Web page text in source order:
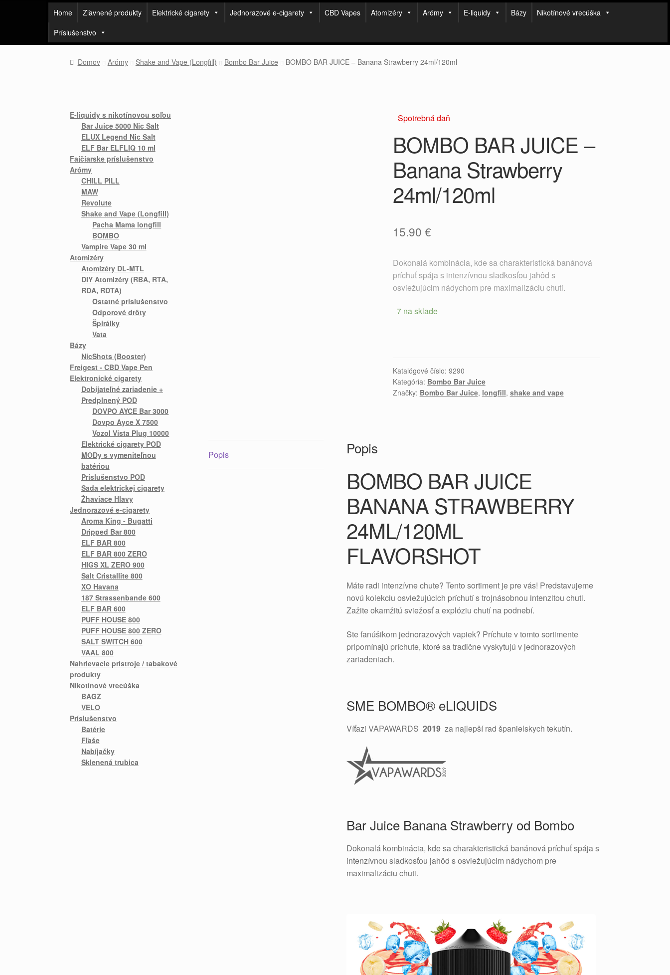
Home Zľavnené produkty Elektrické cigarety Jednorazové e-cigarety CBD Vapes Atomizéry Arómy E-liquidy Bázy
Nikotínové vrecúška
Príslušenstvo
Domov Arómy Shake and Vape (Longfill) Bombo Bar Juice BOMBO BAR JUICE – Banana Strawberry 24ml/120ml
Spotrebná daň
BOMBO BAR JUICE –
Banana Strawberry
24ml/120ml
15.90 €
Dokonalá kombinácia, kde sa charakteristická banánová
príchuť spája s intenzívnou sladkosťou jahôd s
osviežujúcim nádychom pre maximalizáciu chuti.
7 na sklade
Katalógové číslo: 9290
Kategória: Bombo Bar Juice
Značky: Bombo Bar Juice, longfill, shake and vape
Popis Popis
BOMBO BAR JUICE
BANANA STRAWBERRY
24ML/120ML
FLAVORSHOT
Máte radi intenzívne chute? Tento sortiment je pre vás! Predstavujeme
novú kolekciu osviežujúcich príchutí s trojnásobnou intenzitou chuti.
Zažite okamžitú sviežosť a explóziu chutí na podnebí.
Ste fanúšikom jednorazových vapiek? Príchute v tomto sortimente
pripomínajú príchute, ktoré sa tradične vyskytujú v jednorazových
zariadeniach.
SME BOMBO® eLIQUIDS
Víťazi VAPAWARDS2019 za najlepší rad španielskych tekutín.
Bar Juice Banana Strawberry od Bombo
Dokonalá kombinácia, kde sa charakteristická banánová príchuť spája s
intenzívnou sladkosťou jahôd s osviežujúcim nádychom pre
maximalizáciu chuti.
E-liquidy s nikotínovou soľou
Bar Juice 5000 Nic Salt
ELUX Legend Nic Salt
ELF Bar ELFLIQ 10 ml
Fajčiarske príslušenstvo
Arómy
CHILL PILL
MAW
Revolute
Shake and Vape (Longfill)
Pacha Mama longfill
BOMBO
Vampire Vape 30 ml
Atomizéry
Atomizéry DL-MTL
DIY Atomizéry (RBA, RTA,
RDA, RDTA)
Ostatné príslušenstvo
Odporové drôty
Špirálky
Vata
Bázy
NicShots (Booster)
Freigest - CBD Vape Pen
Elektronické cigarety
Dobíjateľné zariadenie +
Predplnený POD
DOVPO AYCE Bar 3000
Dovpo Ayce X 7500
Vozol Vista Plug 10000
Elektrické cigarety POD
MODy s vymeniteľnou
batériou
Príslušenstvo POD
Sada elektrickej cigarety
Žhaviace Hlavy
Jednorazové e-cigarety
Aroma King - Bugatti
Dripped Bar 800
ELF BAR 800
ELF BAR 800 ZERO
HIGS XL ZERO 900
Salt Cristallite 800
XO Havana
187 Strassenbande 600
ELF BAR 600
PUFF HOUSE 800
PUFF HOUSE 800 ZERO
SALT SWITCH 600
VAAL 800
Nahrievacie prístroje / tabakové
produkty
Nikotínové vrecúška
BAGZ
VELO
Príslušenstvo
Batérie
Fľaše
Nabíjačky
Sklenená trubica